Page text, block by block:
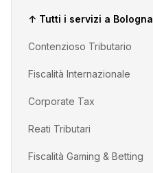
↑ Tutti i servizi a Bologna
Contenzioso Tributario
Fiscalità Internazionale
Corporate Tax
Reati Tributari
Fiscalità Gaming & Betting